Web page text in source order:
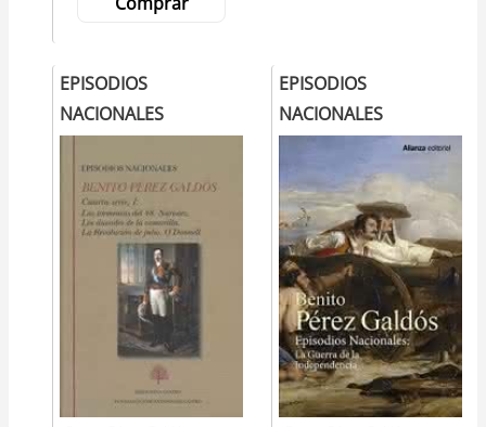
EPISODIOS
NACIONALES
EPISODIOS
NACIONALES